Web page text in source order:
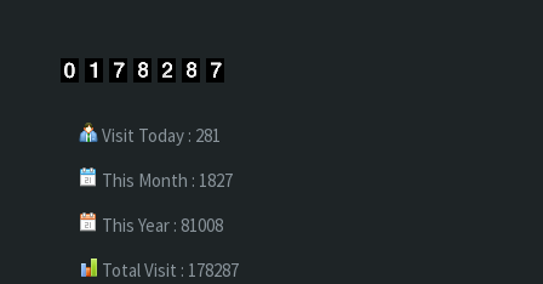
Visit Today : 281
This Month : 1827
This Year : 81008
Total Visit : 178287